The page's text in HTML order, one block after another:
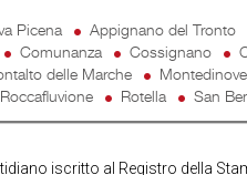
Picena Appignano del Tronto
Comunanza Cossignano
delle Marche Montedinove
Roccafluvione Rotella San
iscritto al Registro della